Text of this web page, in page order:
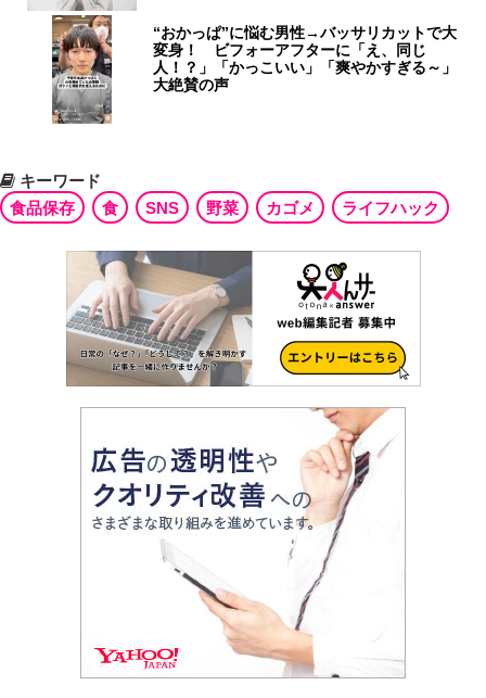
“おかっぱ”に悩む男性→バッサリカットで大
変身！ ビフォーアフターに「え、同じ
人！？」「かっこいい」「爽やかすぎる～」
大絶賛の声
キーワード
食品保存
食 SNS 野菜 カゴメ ライフハック